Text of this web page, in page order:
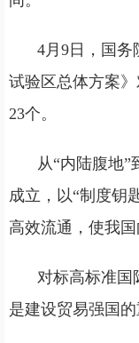
4月9日，国务
试验区总体方案
23个。
从“内陆腹地”
成立，以“制度钥
高效流通，使我
对标高标准国
是建设贸易强国的